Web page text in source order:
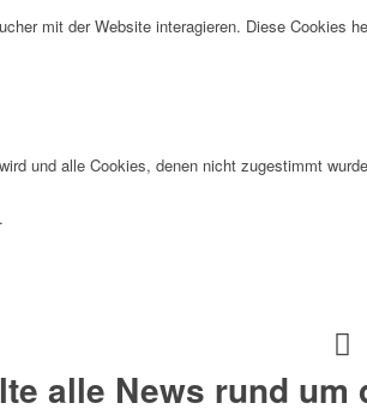
mit der Website interagieren. Diese Cookies
und alle Cookies, denen nicht zugestimmt
alle News rund um